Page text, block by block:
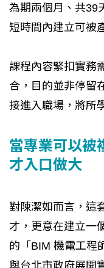
為期兩個月、共39
短時間內建立可被
課程內容緊扣實務
合，目的並非停留
接進入職場，將所
當專業可以被
才入口做大
對陳潔如而言，這
才，更意在建立一
的「BIM 機電工程
與台北市政府展開